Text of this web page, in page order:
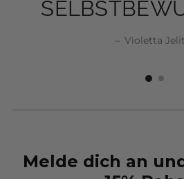
Violetta
Violetta
Melde dich an